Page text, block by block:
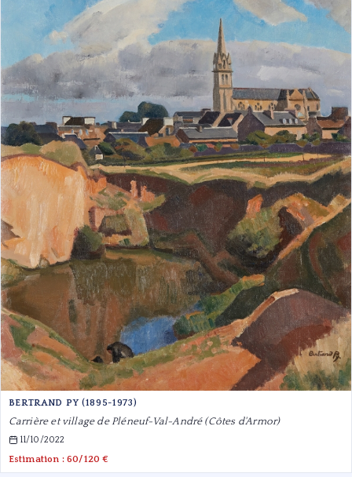
BERTRAND PY (1895-1973)
Carrière et village de Pléneuf-Val-André (Côtes d'Armor)
11/10/2022
Estimation : 60/120 €